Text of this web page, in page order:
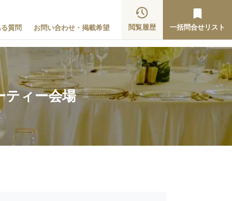
質問 お問い合わせ・掲載希望 閲覧履歴 一括問合せリスト
ティー会場